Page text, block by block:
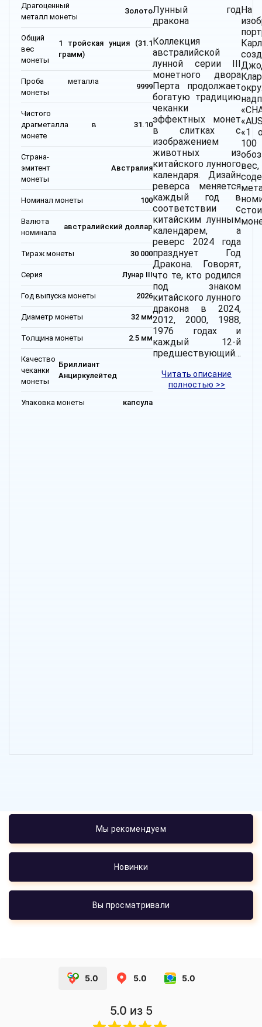
Драгоценный
металл монеты
Золото
Общий
вес
монеты
1 тройская унция (31.1
грамм)
Проба металла
монеты
9999
Чистого
драгметалла в
монете
31.10
Страна-
эмитент
монеты
Австралия
Номинал монеты 100
Валюта
номинала
австралийский доллар
Тираж монеты 30 000
Серия Лунар III
Год выпуска монеты 2026
Диаметр монеты 32 мм
Толщина монеты 2.5 мм
Качество
чеканки
монеты
Бриллиант
Анциркулейтед
Упаковка монеты капсула
Лунный год
дракона
Коллекция
австралийской
лунной серии III
монетного двора
Перта продолжает
богатую традицию
чеканки
эффектных монет
в слитках с
изображением
животных из
китайского лунного
календаря. Дизайн
реверса меняется
каждый год в
соответствии с
китайским лунным
календарем, а
реверс 2024 года
празднует Год
Дракона. Говорят,
что те, кто родился
под знаком
китайского лунного
дракона в 2024,
2012, 2000, 1988,
1976 годах и
каждый 12-й
предшествующий…
Читать описание
полностью >>
На
«1
100
вес,
Мы рекомендуем
Новинки
Вы просматривали
5.0 5.0 5.0
5.0 из 5